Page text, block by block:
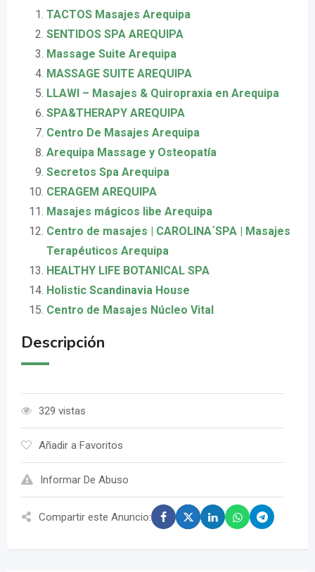
TACTOS Masajes Arequipa
SENTIDOS SPA AREQUIPA
Massage Suite Arequipa
MASSAGE SUITE AREQUIPA
LLAWI – Masajes & Quiropraxia en Arequipa
SPA&THERAPY AREQUIPA
Centro De Masajes Arequipa
Arequipa Massage y Osteopatía
Secretos Spa Arequipa
CERAGEM AREQUIPA
Masajes mágicos libe Arequipa
Centro de masajes | CAROLINA´SPA | Masajes
Terapéuticos Arequipa
HEALTHY LIFE BOTANICAL SPA
Holistic Scandinavia House
Centro de Masajes Núcleo Vital
Descripción
329 vistas
Añadir a Favoritos
Informar De Abuso
Compartir este Anuncio: